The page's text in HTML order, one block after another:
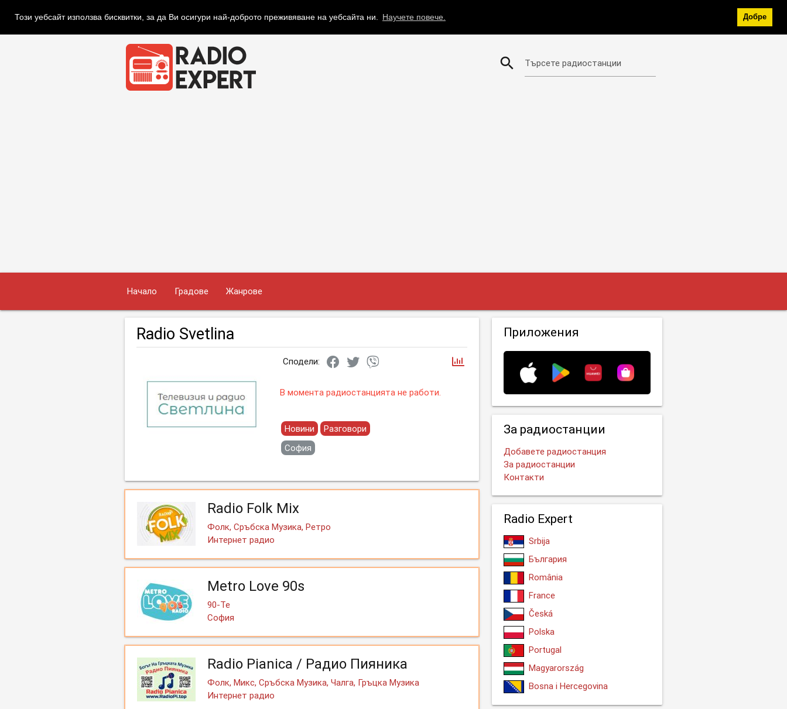
Този уебсайт използва бисквитки, за да Ви осигури най-доброто преживяване на уебсайта ни. Научете повече. Добре
search Търсете радиостанции
Начало Градове Жанрове
Radio Svetlina
Сподели:
В момента радиостанцията не работи.
Новини
Разговори
София
Radio Folk Mix
Фолк, Сръбска Музика, Ретро
Интернет радио
Metro Love 90s
90-Те
София
Radio Pianica / Радио Пияника
Фолк, Микс, Сръбска Музика, Чалга, Гръцка Музика
Интернет радио
Приложения
За радиостанции
Добавете радиостанция
За радиостанции
Контакти
Radio Expert
Srbija
България
România
France
Česká
Polska
Portugal
Magyarország
Bosna i Hercegovina